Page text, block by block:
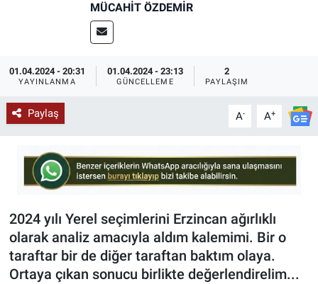
MÜCAHIT ÖZDEMIR
01.04.2024 - 20:31
YAYINLANMA
01.04.2024 - 23:13
GÜNCELLEME
2
PAYLAŞIM
Paylaş A- A+
2024 yılı Yerel seçimlerini Erzincan ağırlıklı
olarak analiz amacıyla aldım kalemimi. Bir o
taraftar bir de diğer taraftan baktım olaya.
Ortaya çıkan sonucu birlikte değerlendirelim...
Yerel Haber
RESMİ İLAN